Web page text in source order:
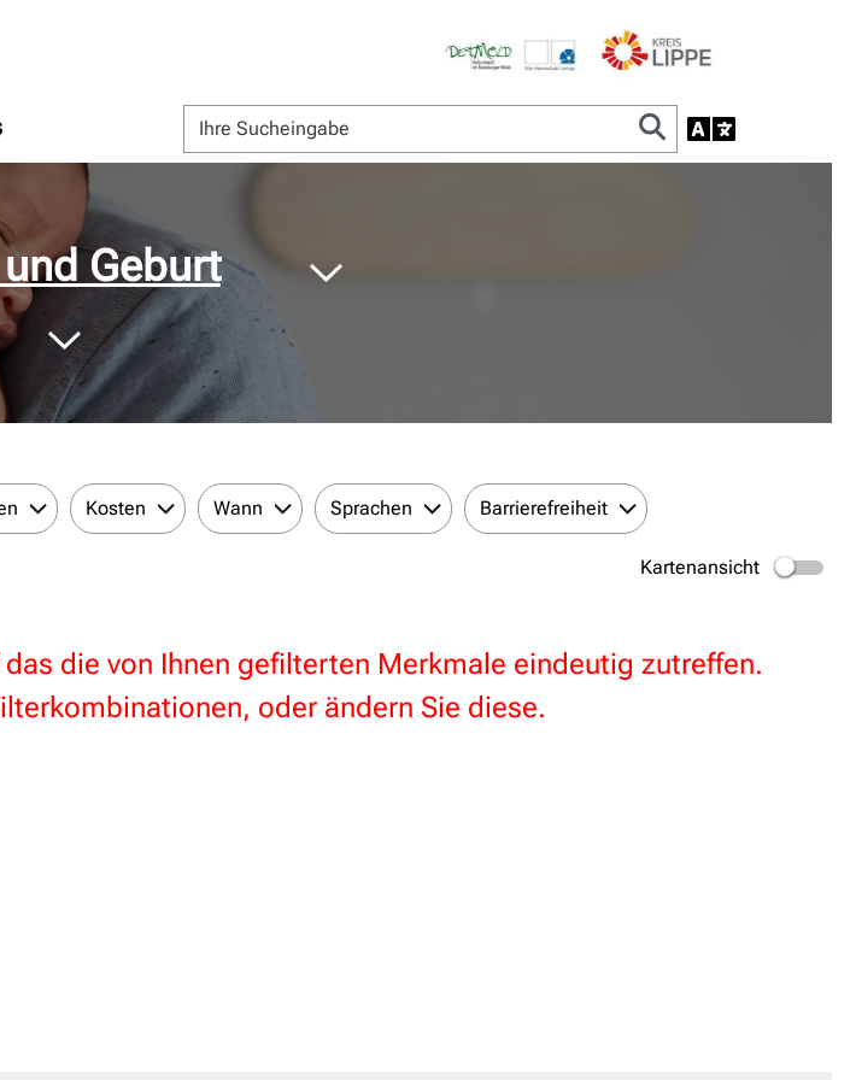
Geburt
Kosten Wann Sprachen Barrierefreiheit
Kartenansicht
die von Ihnen gefilterten Merkmale eindeutig zutreffen.
oder ändern Sie diese.